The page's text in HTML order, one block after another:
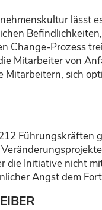
lässt
Change-Prozess
Mitarbeiter von
sich
Führungskräften
die Initiative nicht
Angst dem